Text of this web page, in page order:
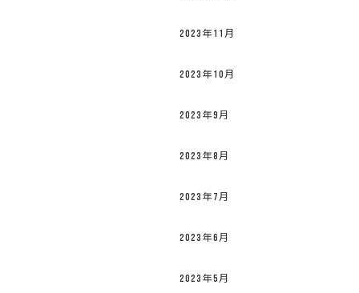
2023年11月
2023年10月
2023年9月
2023年8月
2023年7月
2023年6月
2023年5月